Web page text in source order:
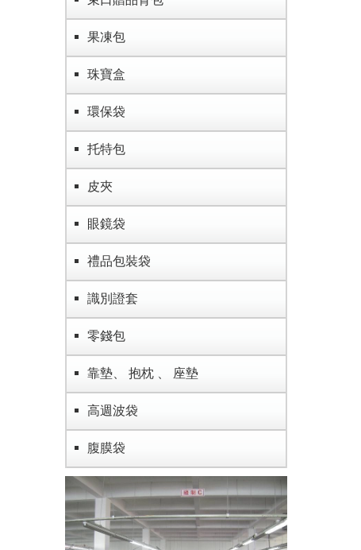
果凍包
珠寶盒
環保袋
托特包
皮夾
眼鏡袋
禮品包裝袋
識別證套
零錢包
靠墊、 抱枕 、 座墊
高週波袋
腹膜袋